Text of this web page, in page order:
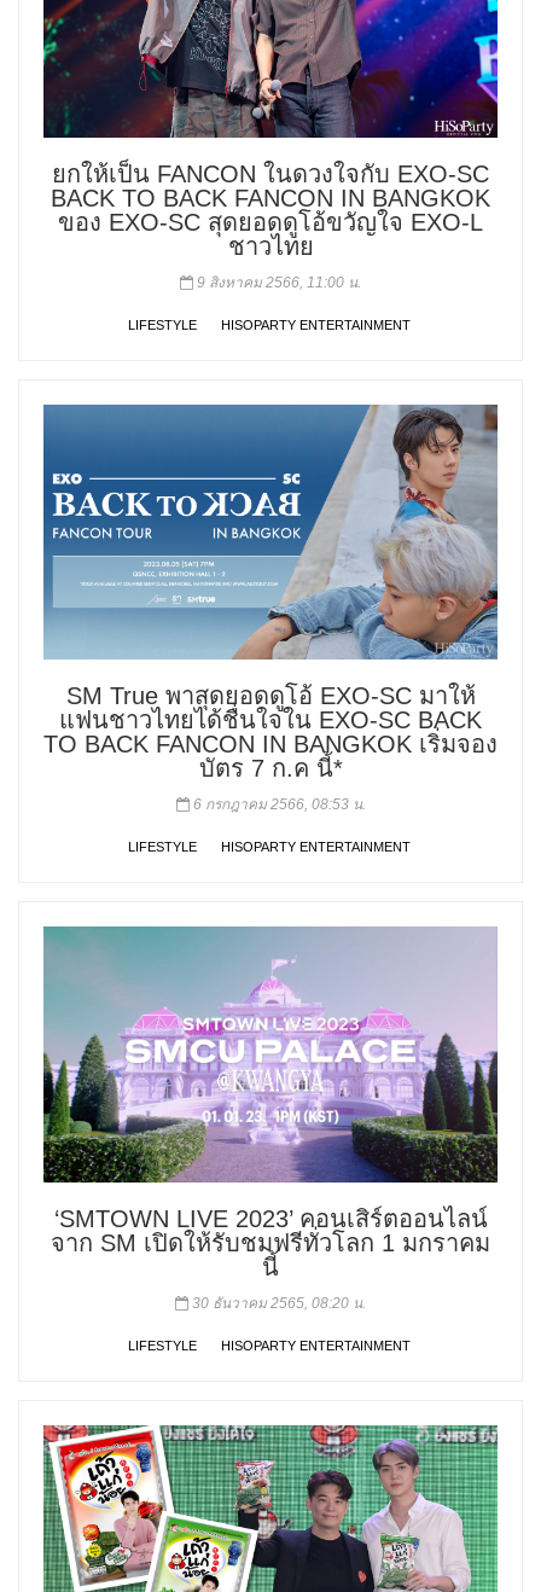
ยกให้เป็น FANCON ในดวงใจกับ EXO-SC
BACK TO BACK FANCON IN BANGKOK
ของ EXO-SC สุดยอดดูโอ้ขวัญใจ EXO-L
ชาวไทย
9 สิงหาคม 2566, 11:00 น.
LIFESTYLE HISOPARTY ENTERTAINMENT
SM True พาสุดยอดดูโอ้ EXO-SC มาให้
แฟนชาวไทยได้ชื่นใจใน EXO-SC BACK
TO BACK FANCON IN BANGKOK เริ่มจอง
บัตร 7 ก.ค นี้*
6 กรกฎาคม 2566, 08:53 น.
LIFESTYLE HISOPARTY ENTERTAINMENT
‘SMTOWN LIVE 2023’ คอนเสิร์ตออนไลน์
จาก SM เปิดให้รับชมฟรีทั่วโลก 1 มกราคม
นี้
30 ธันวาคม 2565, 08:20 น.
LIFESTYLE HISOPARTY ENTERTAINMENT